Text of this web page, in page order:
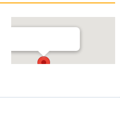
Im Pfarrstadl – Weßling
Am Kreuzberg 3 - Weßling